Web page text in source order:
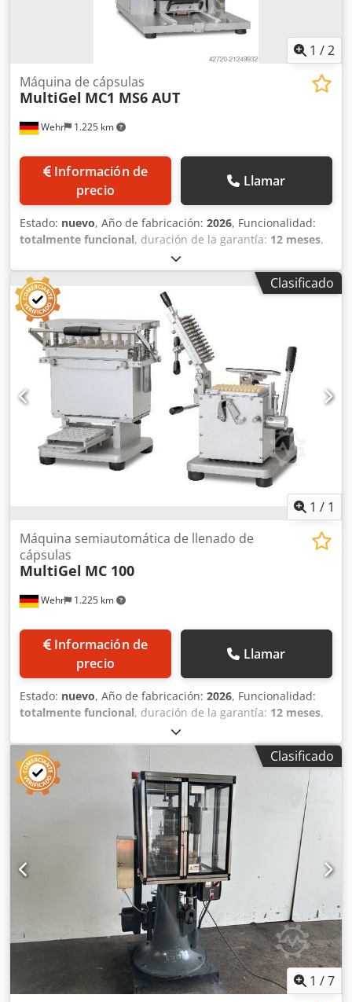
1 /2
Wehr 1.225 km
Máquina de cápsulas
MultiGel MC1 MS6 AUT
Información de
precio
Llamar
Estado: nuevo, Año de fabricación: 2026, Funcionalidad:
totalmente funcional, duración de la garantía: 12 meses,
Cargador automático de cápsulas Mod. MS1 y llenadora de
cápsulas Mod. MS6 AUT Máquina de llenado automática
Mod. MS 6 AUT para cápsulas de gelatina dura con 300
alojamientos de cápsulas para producción. Con el
cargador automático MS 1, se pueden producir hasta
16.000 cápsulas por hora. Dkjdoykt Rpspfx Anwor La
máquina está equipada con un formato de cápsulas
seleccionable entre los tamaños 00 – 0 – 1 – 2 – 3 – 4. Bajo
pedido, también se pueden suministrar cápsulas en los
tamaños 000, 5 y DB Caps. Datos técnicos Dimensiones de
la máquina MS6 AUT: 500 x 400 x 700 mm Dimensiones de
la máquina MS1: 410 x 700 x 650 mm Peso neto de la
máquina MS6 AUT: 55 kg Peso neto de la máquina MS1:
115 kg Conexión eléctrica: 1 Ph. 230 V. 50 Hz.
Clasificado
1 / 1
Wehr 1.225 km
Máquina semiautomática de llenado de
cápsulas
MultiGel MC 100
Información de
precio
Llamar
Estado: nuevo, Año de fabricación: 2026, Funcionalidad:
totalmente funcional, duración de la garantía: 12 meses,
MC100 – Cargador / Rellenador de Cápsulas Djdpfsyktzusx
Anwjkr Máquina semiautomática de llenado modelo MC
100 para cápsulas de gelatina dura con 100 orificios,
permitiendo la producción de hasta 3.200 cápsulas por
hora. La máquina consta de un cargador y un rellenador,
ambos montados sobre una base independiente. Se
entrega completamente equipada, incluyendo un
dispositivo para prensar el polvo y un vibrador
electromagnético que garantiza la distribución uniforme
del polvo en las cápsulas. La máquina está equipada con
un formato de cápsula, seleccionable entre los tamaños 00
– 0 – 1 – 2 – 3 – 4. Bajo pedido también se pueden
suministrar los tamaños de cápsulas 000, 5 y DB Caps.
Datos técnicos: Base individual Dimensiones de la
máquina: 650 x 380 x 410 mm Peso neto: 30 kg Conexión
eléctrica: 1 Ph. 230 V. 50 Hz.
Clasificado
1 /7